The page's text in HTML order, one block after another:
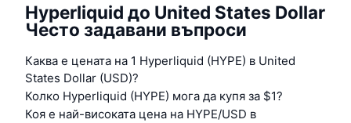
Hyperliquid до United States Dollar
Често задавани въпроси
Каква е цената на 1 Hyperliquid (HYPE) в United
States Dollar (USD)?
Колко Hyperliquid (HYPE) мога да купя за $1?
Коя е най-високата цена на HYPE/USD в